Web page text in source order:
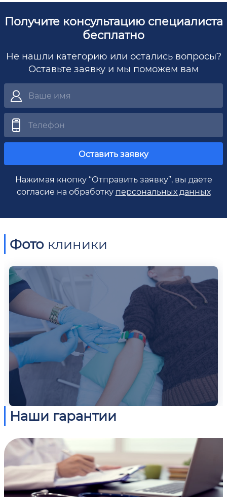
Получите консультацию специалиста
бесплатно
Не нашли категорию или остались вопросы?
Оставьте заявку и мы поможем вам
Оставить заявку
Нажимая кнопку “Отправить заявку”, вы даете
согласие на обработку персональных данных
Фото клиники
Наши гарантии